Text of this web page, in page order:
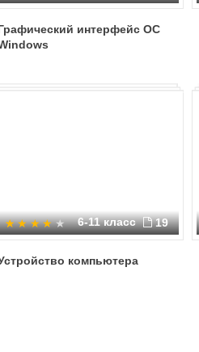
интерфейс ОС
6-11 класс 19
компьютера